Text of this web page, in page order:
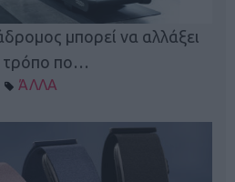
μπορεί να αλλάξει
τρόπο πο…
ΆΛΛΑ